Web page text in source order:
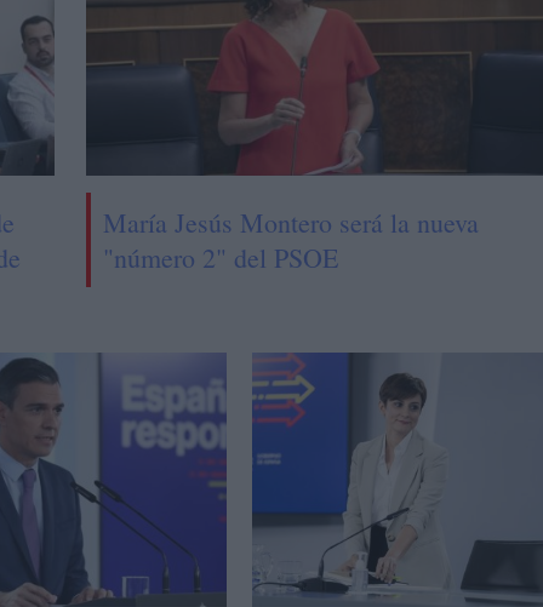
María Jesús Montero será la nueva
"número 2" del PSOE